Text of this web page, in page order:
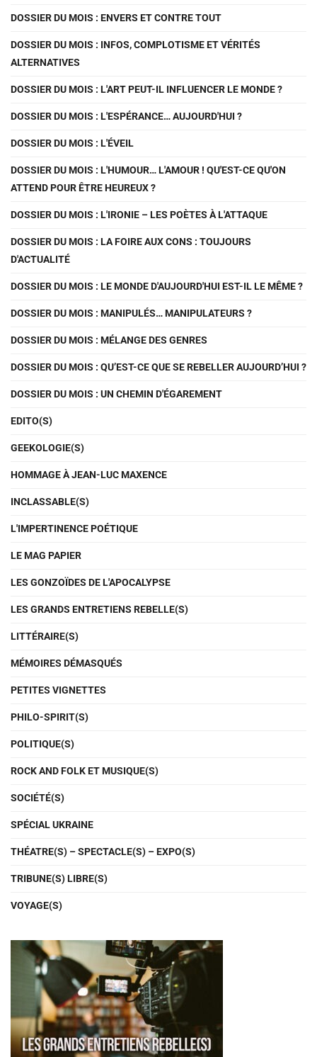
DOSSIER DU MOIS : ENVERS ET CONTRE TOUT
DOSSIER DU MOIS : INFOS, COMPLOTISME ET VÉRITÉS
ALTERNATIVES
DOSSIER DU MOIS : L'ART PEUT-IL INFLUENCER LE MONDE ?
DOSSIER DU MOIS : L'ESPÉRANCE… AUJOURD'HUI ?
DOSSIER DU MOIS : L'ÉVEIL
DOSSIER DU MOIS : L'HUMOUR… L'AMOUR ! QU'EST-CE QU'ON
ATTEND POUR ÊTRE HEUREUX ?
DOSSIER DU MOIS : L'IRONIE – LES POÈTES À L'ATTAQUE
DOSSIER DU MOIS : LA FOIRE AUX CONS : TOUJOURS
D'ACTUALITÉ
DOSSIER DU MOIS : LE MONDE D'AUJOURD'HUI EST-IL LE MÊME ?
DOSSIER DU MOIS : MANIPULÉS… MANIPULATEURS ?
DOSSIER DU MOIS : MÉLANGE DES GENRES
DOSSIER DU MOIS : QU’EST-CE QUE SE REBELLER AUJOURD’HUI ?
DOSSIER DU MOIS : UN CHEMIN D'ÉGAREMENT
EDITO(S)
GEEKOLOGIE(S)
HOMMAGE À JEAN-LUC MAXENCE
INCLASSABLE(S)
L'IMPERTINENCE POÉTIQUE
LE MAG PAPIER
LES GONZOÏDES DE L'APOCALYPSE
LES GRANDS ENTRETIENS REBELLE(S)
LITTÉRAIRE(S)
MÉMOIRES DÉMASQUÉS
PETITES VIGNETTES
PHILO-SPIRIT(S)
POLITIQUE(S)
ROCK AND FOLK ET MUSIQUE(S)
SOCIÉTÉ(S)
SPÉCIAL UKRAINE
THÉATRE(S) – SPECTACLE(S) – EXPO(S)
TRIBUNE(S) LIBRE(S)
VOYAGE(S)